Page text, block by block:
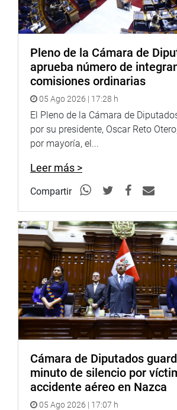
se presentó a pedido de la
para informar acerca de las razones
exploración en la zona de Nuevo Jaén,
Martin, en la que los pobladores
de actividades volcánicas.
Vilca informó que hubo una frustrada
la falta de movilidad les impidió llegar
que, según informó, se cumplirá en la
Puede encontrar más información en
y redes sociales.
http://www.congreso.gob.pe/
Facebook:
https://www.facebook.com/
fref=ts
Twitter: https://twitter.com/
Youtube: http://www.youtube.com/
PRENSA-CONGRESO*
Puede encontrar más información en
y redes sociales.
Pleno de la Cámara de
aprueba número de
comisiones ordinarias
05 Ago 2026 | 17:28 h
El Pleno de la Cámara de
por su presidente, Oscar Reto
por mayoría, el...
Leer más >
Compartir
Cámara de Diputados
minuto de silencio por
accidente aéreo en Nazca
05 Ago 2026 | 17:07 h